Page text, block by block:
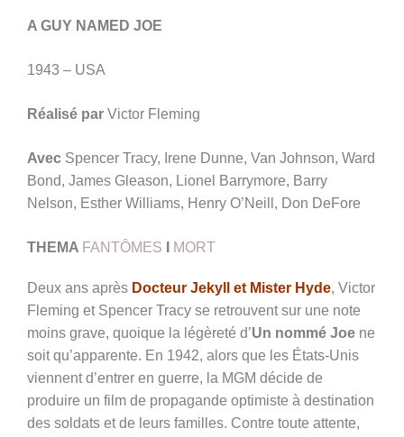
A GUY NAMED JOE
1943 – USA
Réalisé par Victor Fleming
Avec Spencer Tracy, Irene Dunne, Van Johnson, Ward
Bond, James Gleason, Lionel Barrymore, Barry
Nelson, Esther Williams, Henry O’Neill, Don DeFore
THEMA FANTÔMES MORT
Deux ans après Docteur Jekyll et Mister Hyde, Victor
Fleming et Spencer Tracy se retrouvent sur une note
moins grave, quoique la légèreté d’Un nommé Joe ne
soit qu’apparente. En 1942, alors que les États-Unis
viennent d’entrer en guerre, la MGM décide de
produire un film de propagande optimiste à destination
des soldats et de leurs familles. Contre toute attente,